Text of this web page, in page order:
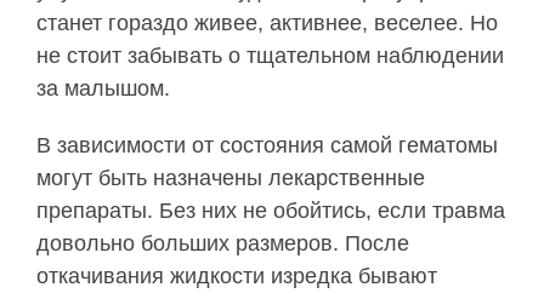
станет гораздо живее, активнее, веселее. Но
не стоит забывать о тщательном наблюдении
за малышом.
В зависимости от состояния самой гематомы
могут быть назначены лекарственные
препараты. Без них не обойтись, если травма
довольно больших размеров. После
откачивания жидкости изредка бывают